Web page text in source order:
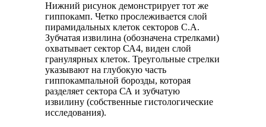
Нижний рисунок демонстрирует тот же
гиппокамп. Четко прослеживается слой
пирамидальных клеток секторов С.А.
Зубчатая извилина (обозначена стрелками)
охватывает сектор СА4, виден слой
гранулярных клеток. Треугольные стрелки
указывают на глубокую часть
гиппокампальной борозды, которая
разделяет сектора СА и зубчатую
извилину (собственные гистологические
исследования).